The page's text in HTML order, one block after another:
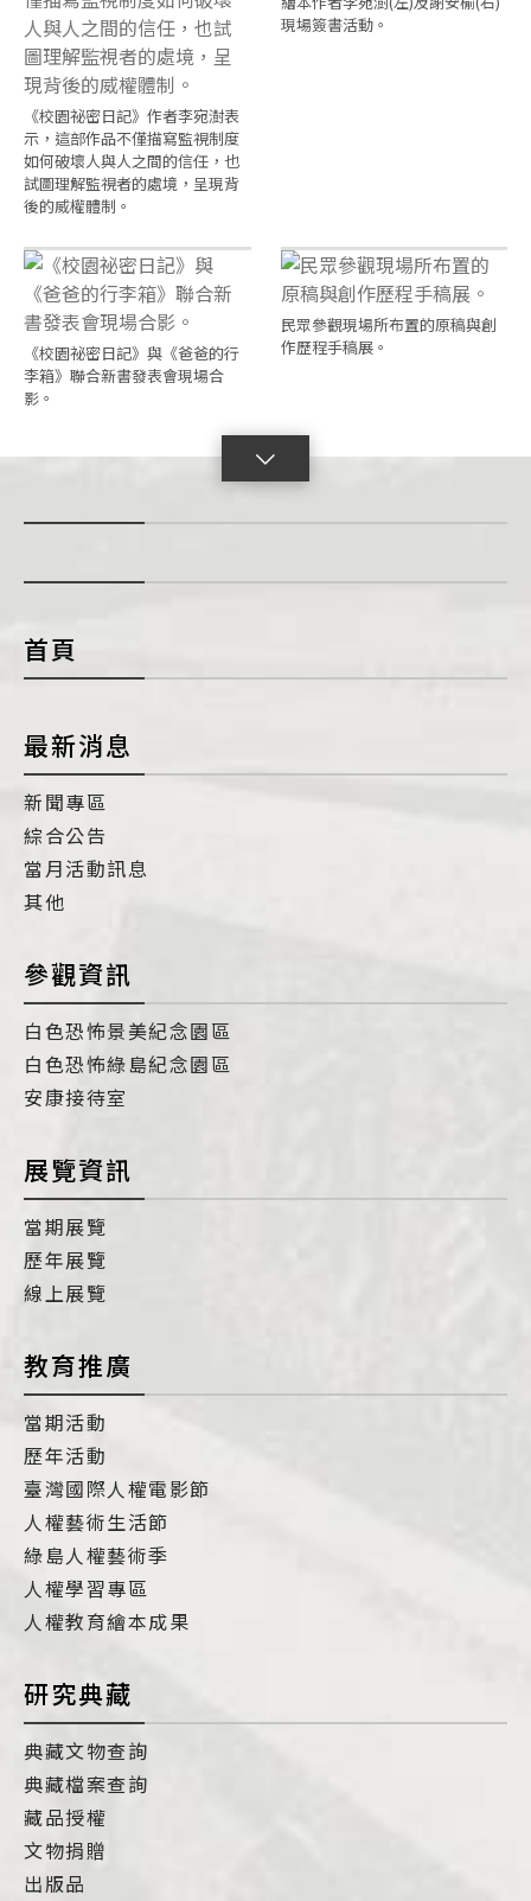
《校園祕密日記》作者李宛澍表
示，這部作品不僅描寫監視制度
如何破壞人與人之間的信任，也
試圖理解監視者的處境，呈現背
後的威權體制。
現場簽書活動。
《校園祕密日記》與《爸爸的行
李箱》聯合新書發表會現場合
影。
民眾參觀現場所布置的原稿與創
作歷程手稿展。
首頁
最新消息
新聞專區
綜合公告
當月活動訊息
其他
參觀資訊
白色恐怖景美紀念園區
白色恐怖綠島紀念園區
安康接待室
展覽資訊
當期展覽
歷年展覽
線上展覽
教育推廣
當期活動
歷年活動
臺灣國際人權電影節
人權藝術生活節
綠島人權藝術季
人權學習專區
人權教育繪本成果
研究典藏
典藏文物查詢
典藏檔案查詢
藏品授權
文物捐贈
出版品